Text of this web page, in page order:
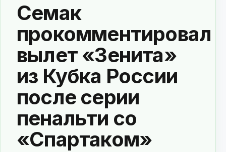
Семак
прокомментировал
вылет «Зенита»
из Кубка России
после серии
пенальти со
«Спартаком»